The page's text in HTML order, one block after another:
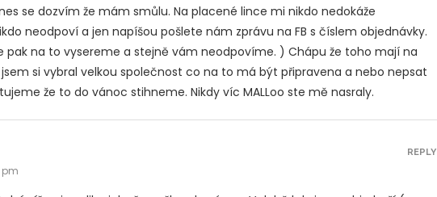
se dozvím že mám smůlu. Na placené lince mi nikdo nedokáže
neodpoví a jen napíšou pošlete nám zprávu na FB s číslem objednávky.
pak na to vysereme a stejně vám neodpovíme. ) Chápu že toho mají na
si vybral velkou společnost co na to má být připravena a nebo nepsat
že to do vánoc stihneme. Nikdy víc MALLoo ste mě nasraly.
pm
REPLY